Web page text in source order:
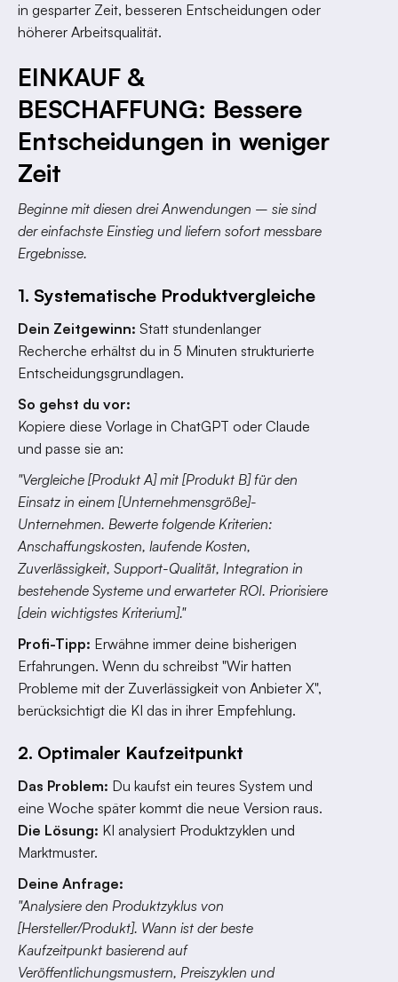
in gesparter Zeit, besseren Entscheidungen oder
höherer Arbeitsqualität.
EINKAUF &
BESCHAFFUNG: Bessere
Entscheidungen in weniger
Zeit
Beginne mit diesen drei Anwendungen – sie sind
der einfachste Einstieg und liefern sofort messbare
Ergebnisse.
1. Systematische Produktvergleiche
Dein Zeitgewinn: Statt stundenlanger
Recherche erhältst du in 5 Minuten strukturierte
Entscheidungsgrundlagen.
So gehst du vor:
Kopiere diese Vorlage in ChatGPT oder Claude
und passe sie an:
"Vergleiche [Produkt A] mit [Produkt B] für den
Einsatz in einem [Unternehmensgröße]-
Unternehmen. Bewerte folgende Kriterien:
Anschaffungskosten, laufende Kosten,
Zuverlässigkeit, Support-Qualität, Integration in
bestehende Systeme und erwarteter ROI. Priorisiere
[dein wichtigstes Kriterium]."
Profi-Tipp: Erwähne immer deine bisherigen
Erfahrungen. Wenn du schreibst "Wir hatten
Probleme mit der Zuverlässigkeit von Anbieter X",
berücksichtigt die KI das in ihrer Empfehlung.
2. Optimaler Kaufzeitpunkt
Das Problem: Du kaufst ein teures System und
eine Woche später kommt die neue Version raus.
Die Lösung: KI analysiert Produktzyklen und
Marktmuster.
Deine Anfrage:
"Analysiere den Produktzyklus von
[Hersteller/Produkt]. Wann ist der beste
Kaufzeitpunkt basierend auf
Veröffentlichungsmustern, Preiszyklen und